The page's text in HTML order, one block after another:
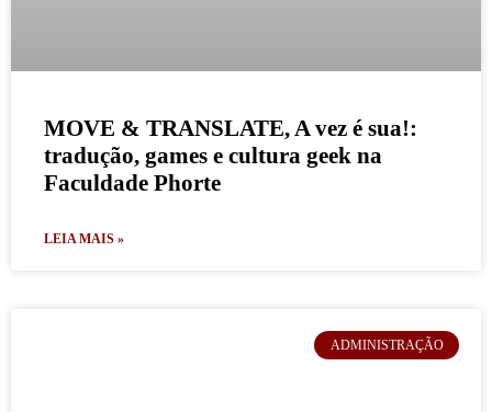
MOVE & TRANSLATE, A vez é sua!:
tradução, games e cultura geek na
Faculdade Phorte
LEIA MAIS »
ADMINISTRAÇÃO